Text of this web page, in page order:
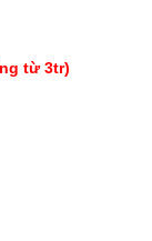
từ 3tr)